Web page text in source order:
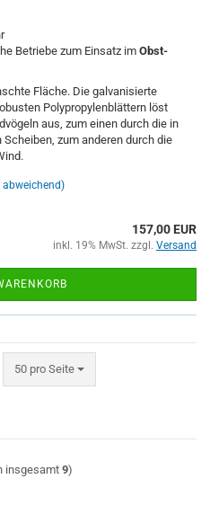
Betriebe zum Einsatz im Obst-
Fläche. Die galvanisierte
Polypropylenblättern löst
aus, zum einen durch die in
zum anderen durch die
157,00 EUR
inkl. 19% MwSt. zzgl. Versand
50 pro Seite
pro Seite
insgesamt9)